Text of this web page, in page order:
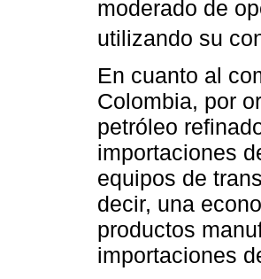
moderado de
utilizando su
En cuanto al
Colombia, por
petróleo
importaciones
equipos de
decir, una
productos
importaciones